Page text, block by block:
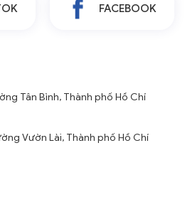
FACEBOOK
Tân Bình, Thành phố Hồ Chí
Vườn Lài, Thành phố Hồ Chí